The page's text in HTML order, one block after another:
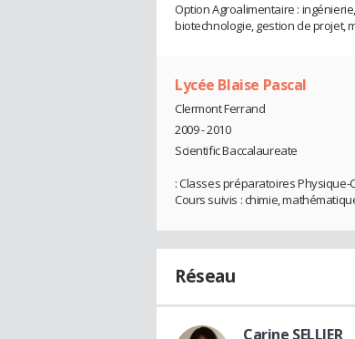
Option Agroalimentaire :
biotechnologie, gestion de projet,
Lycée Blaise Pascal
Clermont Ferrand
2009 - 2010
Scientific Baccalaureate
: Classes préparatoires
Cours suivis : chimie,
Réseau
Carine SELLIER